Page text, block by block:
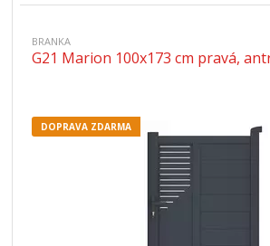
BRANKA
G21 Marion 100x173 cm pravá,
DOPRAVA ZDARMA